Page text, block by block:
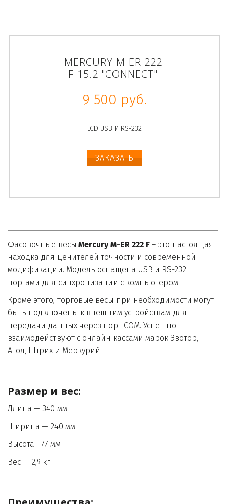
MERCURY M-ER 222
F-15.2 "CONNECT"
9 500 руб.
LCD USB И RS-232
ЗАКАЗАТЬ
Фасовочные весы Mercury M-ER 222 F – это настоящая
находка для ценителей точности и современной
модификации. Модель оснащена USB и RS-232
портами для синхронизации с компьютером.
Кроме этого, торговые весы при необходимости могут
быть подключены к внешним устройствам для
передачи данных через порт СОМ. Успешно
взаимодействуют с онлайн кассами марок Эвотор,
Атол, Штрих и Меркурий.
Размер и вес:
Длина — 340 мм
Ширина — 240 мм
Высота - 77 мм
Вес — 2,9 кг